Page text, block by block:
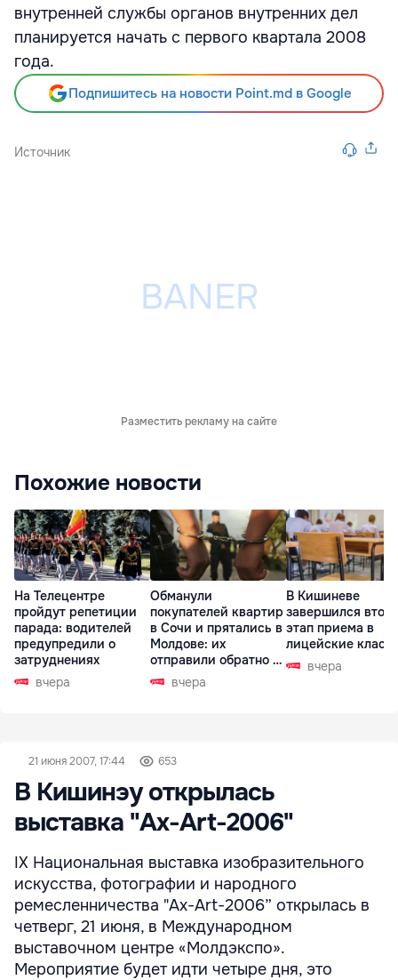
внутренней службы органов внутренних дел
планируется начать с первого квартала 2008
года.
Подпишитесь на новости Point.md в Google
Источник
Разместить рекламу на сайте
Похожие новости
На Телецентре
пройдут репетиции
парада: водителей
предупредили о
затруднениях
вчера
Обманули
покупателей квартир
в Сочи и прятались в
Молдове: их
отправили обратно в
РФ вчера
В Кишиневе
завершился
этап приема в
лицейские
вчера
21 июня 2007, 17:44 653
В Кишинэу открылась
выставка "Ax-Art-2006"
IX Национальная выставка изобразительного
искусства, фотографии и народного
ремесленничества "Ax-Art-2006” открылась в
четверг, 21 июня, в Международном
выставочном центре «Молдэкспо».
Мероприятие будет идти четыре дня, это